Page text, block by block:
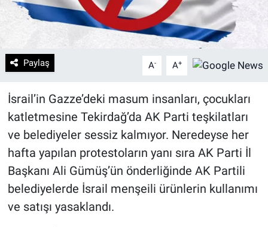
Paylaş A- A+
İsrail’in Gazze’deki masum insanları, çocukları
katletmesine Tekirdağ’da AK Parti teşkilatları
ve belediyeler sessiz kalmıyor. Neredeyse her
hafta yapılan protestoların yanı sıra AK Parti İl
Başkanı Ali Gümüş’ün önderliğinde AK Partili
belediyelerde İsrail menşeili ürünlerin kullanımı
ve satışı yasaklandı.